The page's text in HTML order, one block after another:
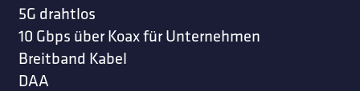
5G drahtlos
10 Gbps über Koax für Unternehmen
Breitband Kabel
DAA